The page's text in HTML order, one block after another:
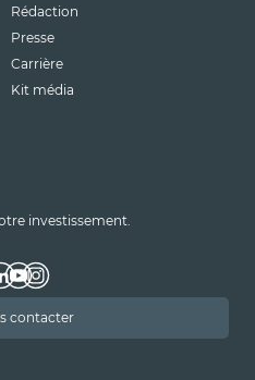
Rédaction
Presse
Carrière
Kit média
investissement.
contacter